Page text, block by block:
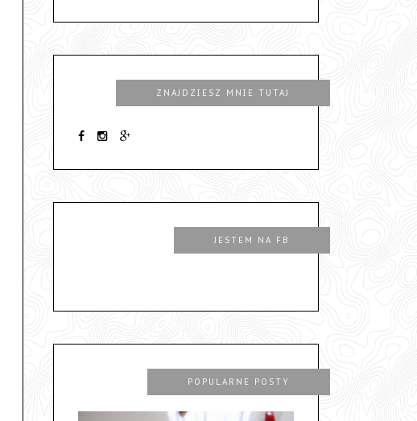
ZNAJDZIESZ MNIE TUTAJ
JESTEM NA FB
POPULARNE POSTY